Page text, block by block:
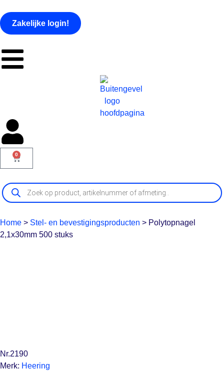
Zakelijke login!
0
Home > Stel- en bevestigingsproducten > Polytopnagel
2,1x30mm 500 stuks
Nr.2190
Merk: Heering